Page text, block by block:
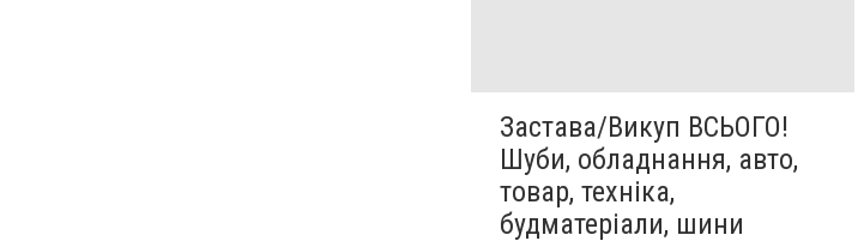
Застава/Викуп ВСЬОГО!
Шуби, обладнання, авто,
товар, техніка,
будматеріали, шини